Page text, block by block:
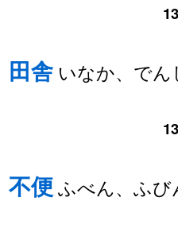
田舎 いなか、で
不便ふべん、ふび